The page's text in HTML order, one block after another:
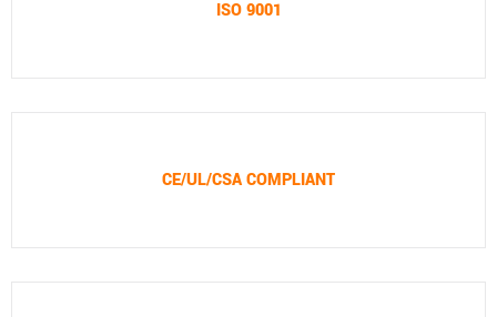
ISO 9001
CE/UL/CSA COMPLIANT